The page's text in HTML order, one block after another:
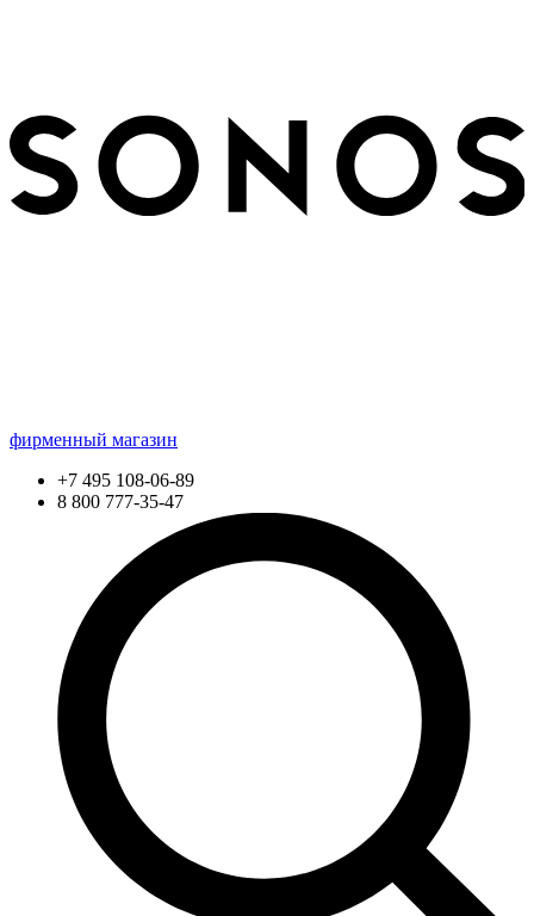
фирменный магазин
+7 495 108-06-89
8 800 777-35-47